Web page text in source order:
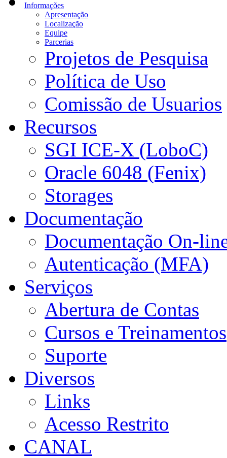
Informações
Apresentação
Localização
Equipe
Parcerias
Projetos de Pesquisa
Política de Uso
Comissão de Usuarios
Recursos
SGI ICE-X (LoboC)
Oracle 6048 (Fenix)
Storages
Documentação
Documentação On-
Autenticação (MFA)
Serviços
Abertura de Contas
Cursos e Treinamentos
Suporte
Diversos
Links
Acesso Restrito
CANAL